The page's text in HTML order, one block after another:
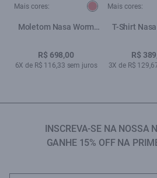
Mais cores:
Moletom Nasa Worm
R$ 698,00
6X de R$ 116,33 sem juros
Mais cores:
T-Shirt
R$
3X de R$
INSCREVA-SE NA NOSSA
GANHE 15% OFF NA